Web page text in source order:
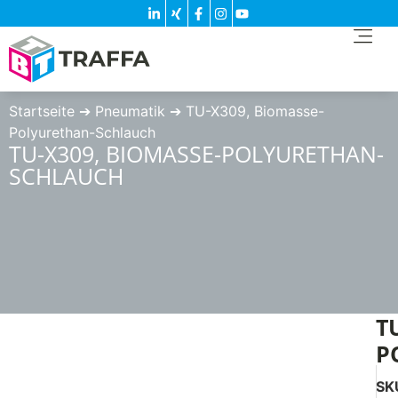
Startseite ➔ Pneumatik ➔ TU-X309, Biomasse-
Polyurethan-Schlauch
TU-X309, BIOMASSE-POLYURETHAN-
SCHLAUCH